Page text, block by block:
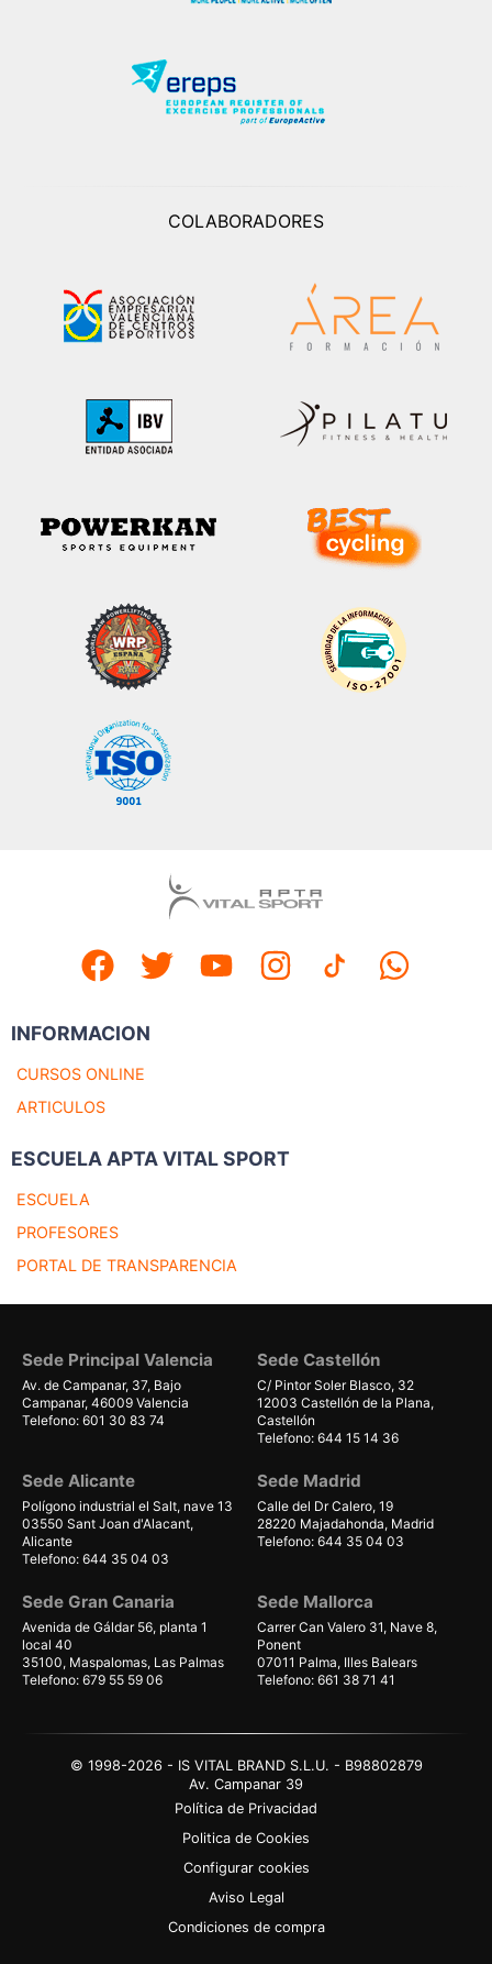
COLABORADORES
INFORMACION
CURSOS ONLINE
ARTICULOS
ESCUELA APTA VITAL SPORT
ESCUELA
PROFESORES
PORTAL DE TRANSPARENCIA
Sede Principal Valencia
Av. de Campanar, 37, Bajo
Campanar, 46009 Valencia
Telefono: 601 30 83 74
Sede Castellón
C/ Pintor Soler Blasco, 32
12003 Castellón de la Plana,
Castellón
Telefono: 644 15 14 36
Sede Alicante
Polígono industrial el Salt, nave 13
03550 Sant Joan d'Alacant,
Alicante
Telefono: 644 35 04 03
Sede Madrid
Calle del Dr Calero, 19
28220 Majadahonda, Madrid
Telefono: 644 35 04 03
Sede Gran Canaria
Avenida de Gáldar 56, planta 1
local 40
35100, Maspalomas, Las Palmas
Telefono: 679 55 59 06
Sede Mallorca
Carrer Can Valero 31, Nave 8,
Ponent
07011 Palma, Illes Balears
Telefono: 661 38 71 41
© 1998-2026 - IS VITAL BRAND S.L.U. - B98802879
Av. Campanar 39
Política de Privacidad
Politica de Cookies
Configurar cookies
Aviso Legal
Condiciones de compra